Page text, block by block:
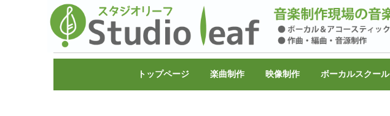
トップページ 楽曲制作 映像制作 ボーカルスクール